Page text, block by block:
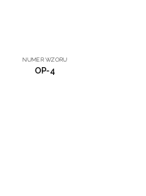
NUMER WZORU
OP-4